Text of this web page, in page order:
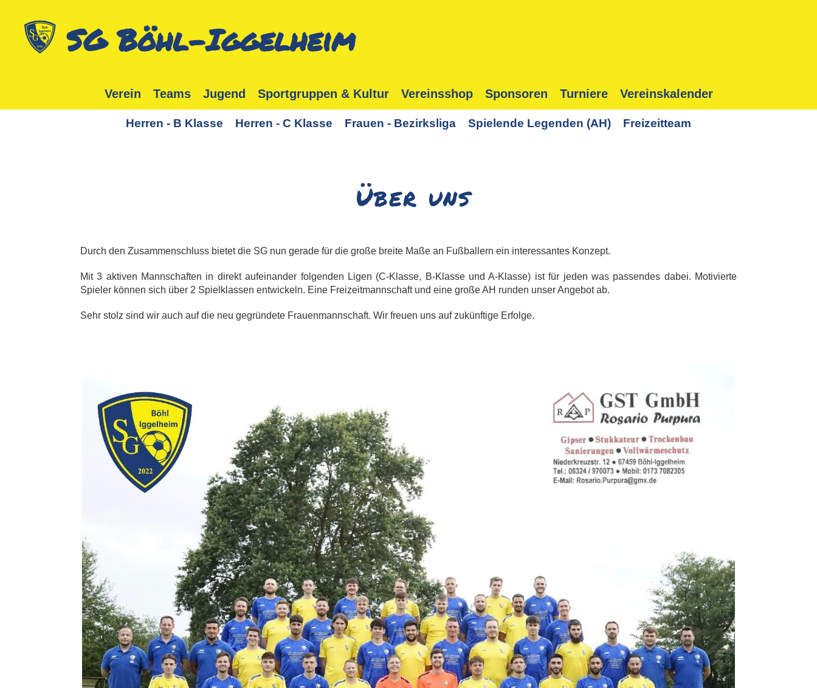
SG Böhl-Iggelheim
Verein Teams Jugend Sportgruppen & Kultur Vereinsshop Sponsoren Turniere Vereinskalender
Herren - B Klasse Herren - C Klasse Frauen - Bezirksliga Spielende Legenden (AH) Freizeitteam
Über uns
Durch den Zusammenschluss bietet die SG nun gerade für die große breite Maße an Fußballern ein interessantes Konzept.
Mit 3 aktiven Mannschaften in direkt aufeinander folgenden Ligen (C-Klasse, B-Klasse und A-Klasse) ist für jeden was passendes dabei. Motivierte
Spieler können sich über 2 Spielklassen entwickeln. Eine Freizeitmannschaft und eine große AH runden unser Angebot ab.
Sehr stolz sind wir auch auf die neu gegründete Frauenmannschaft. Wir freuen uns auf zukünftige Erfolge.